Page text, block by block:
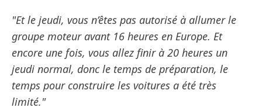
"Et le jeudi, vous n’êtes pas autorisé à allumer le
groupe moteur avant 16 heures en Europe. Et
encore une fois, vous allez finir à 20 heures un
jeudi normal, donc le temps de préparation, le
temps pour construire les voitures a été très
limité."